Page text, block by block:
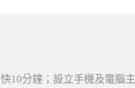
10分鐘；設立手機及電腦